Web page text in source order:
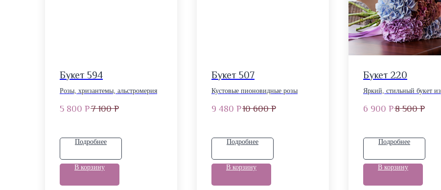
Букет 594
Розы, хризантемы, альстромерия
5 800 Р7 100 Р
Подробнее
В корзину
Букет 507
Кустовые пионовидные розы
9 480 Р10 600 Р
Подробнее
В корзину
Букет 220
Яркий, стильный букет из
гортензий 5 шт.
6 900 Р8 500 Р
Подробнее
В корзину